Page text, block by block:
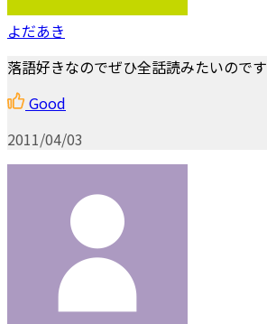
よだあき
落語好きなのでぜひ全話読みたいのです
Good
2011/04/03